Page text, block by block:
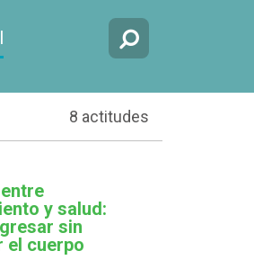
8 actitudes
y salud:
sin
el cuerpo